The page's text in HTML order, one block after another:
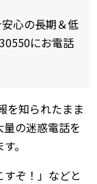
心の長期＆低
にお電話
を知られたまま
の迷惑電話を
。
すぞ！」などと